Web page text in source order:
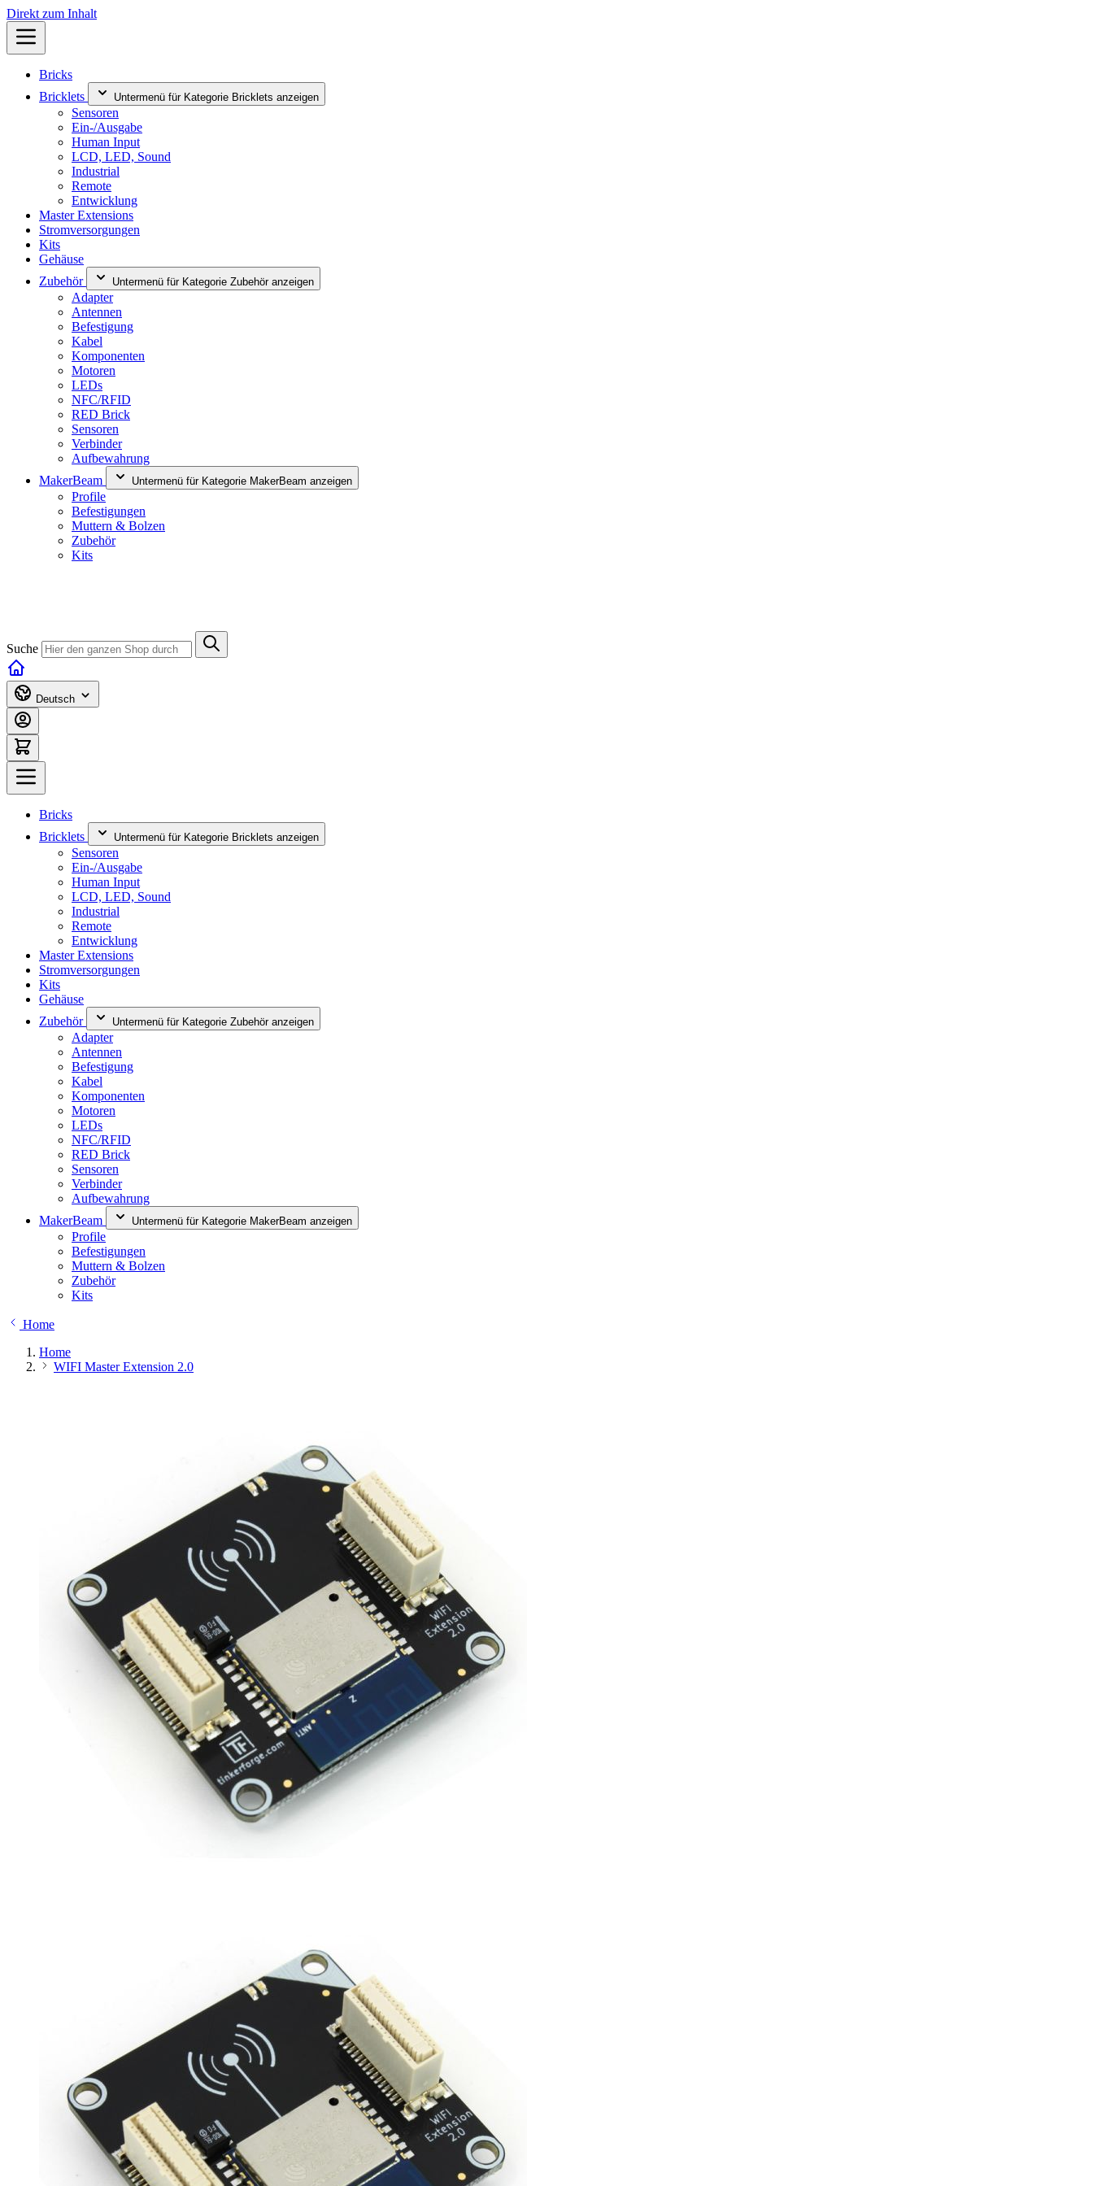
Direkt zum Inhalt
Bricks
Bricklets
Untermenü für Kategorie Bricklets anzeigen
Sensoren
Ein-/Ausgabe
Human Input
LCD, LED, Sound
Industrial
Remote
Entwicklung
Master Extensions
Stromversorgungen
Kits
Gehäuse
Zubehör
Untermenü für Kategorie Zubehör anzeigen
Adapter
Antennen
Befestigung
Kabel
Komponenten
Motoren
LEDs
NFC/RFID
RED Brick
Sensoren
Verbinder
Aufbewahrung
MakerBeam
Untermenü für Kategorie MakerBeam anzeigen
Profile
Befestigungen
Muttern & Bolzen
Zubehör
Kits
Suche
Deutsch
Bricks
Bricklets
Untermenü für Kategorie Bricklets anzeigen
Sensoren
Ein-/Ausgabe
Human Input
LCD, LED, Sound
Industrial
Remote
Entwicklung
Master Extensions
Stromversorgungen
Kits
Gehäuse
Zubehör
Untermenü für Kategorie Zubehör anzeigen
Adapter
Antennen
Befestigung
Kabel
Komponenten
Motoren
LEDs
NFC/RFID
RED Brick
Sensoren
Verbinder
Aufbewahrung
MakerBeam
Untermenü für Kategorie MakerBeam anzeigen
Profile
Befestigungen
Muttern & Bolzen
Zubehör
Kits
Home
Home
WIFI Master Extension 2.0